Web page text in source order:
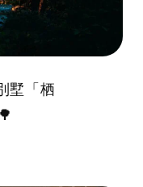
墅「栖